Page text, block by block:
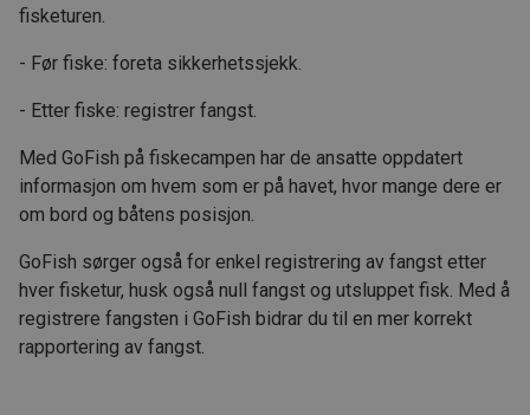
fisketuren.
- Før fiske: foreta sikkerhetssjekk.
- Etter fiske: registrer fangst.
Med GoFish på fiskecampen har de ansatte oppdatert
informasjon om hvem som er på havet, hvor mange dere er
om bord og båtens posisjon.
GoFish sørger også for enkel registrering av fangst etter
hver fisketur, husk også null fangst og utsluppet fisk. Med å
registrere fangsten i GoFish bidrar du til en mer korrekt
rapportering av fangst.